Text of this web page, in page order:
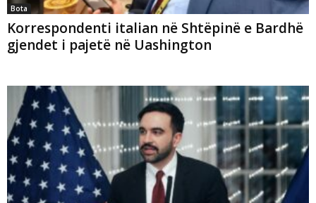
Bota
Korrespondenti italian në Shtëpinë e Bardhë
gjendet i pajetë në Uashington